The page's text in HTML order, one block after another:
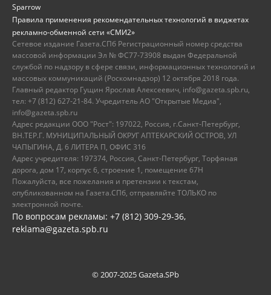
Sparrow
Правила применения рекомендательных технологий в виджетах
рекламно-обменной сети «СМИ2»
Сетевое издание Газета.СПб Регистрационный номер средства
массовой информации Эл № ФС77-73908 выдан Федеральной
службой по надзору в сфере связи, информационных технологий и
массовых коммуникаций (Роскомнадзор) 12 октября 2018 года.
Главный редактор Гущин Ярослав Алексеевич, info@gazeta.spb.ru,
тел: +7 (812) 627-21-84. Учредитель АО "Открытые Медиа",
info@gazeta.spb.ru
Адрес редакции ООО "Рост": 197022, Россия, г.Санкт-Петербург,
ВН.ТЕР.Г. МУНИЦИПАЛЬНЫЙ ОКРУГ АПТЕКАРСКИЙ ОСТРОВ, УЛ
ЧАПЫГИНА, Д. 6 ЛИТЕРА П, ОФИС 316
Адрес учредителя: 197374, Россия, Санкт-Петербург, Торфяная
дорога, дом 17, корпус 6, строение 1, помещение 67Н
Пожалуйста, все пожелания и претензии к текстам,
опубликованном на Газета.СПб, отправляйте ТОЛЬКО по
электронной почте.
По вопросам рекламы: +7 (812) 309-29-36,
reklama@gazeta.spb.ru
© 2007-2025 Gazeta.SPb